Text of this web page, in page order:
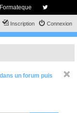
Formateque
Connexion
Inscription
un forum puis